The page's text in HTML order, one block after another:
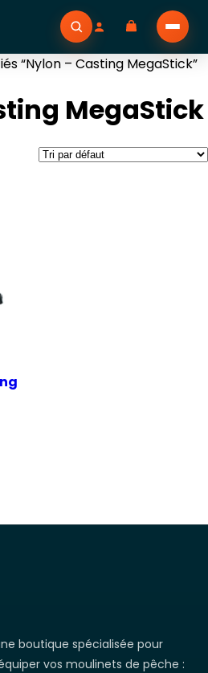
“Nylon – Casting MegaStick”
MegaStick
boutique spécialisée pour
vos moulinets de pêche :